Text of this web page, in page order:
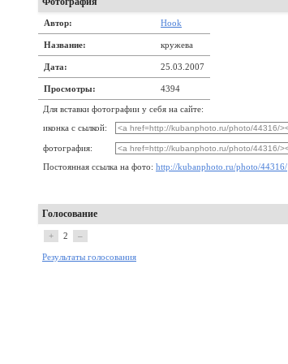
Автор: Hook
Название: кружева
Дата: 25.03.2007
Просмотры: 4394
Для вставки фотографии у себя на сайте:
иконка с сылкой:
фотография:
Постоянная ссылка на фото: http://kubanphoto.ru/photo/44316/
Голосование
+ 2 –
Результаты голосования